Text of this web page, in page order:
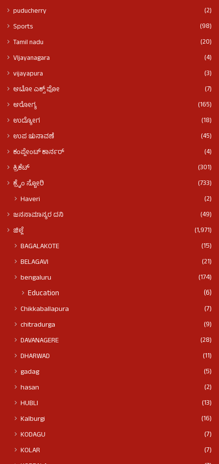
puducherry
(2)
Sports
(98)
Tamil nadu
(20)
VIjayanagara
(4)
vijayapura
(3)
ಆಟೋ ಎಕ್ಸ್ ಪೋ
(7)
ಆರೋಗ್ಯ
(165)
ಉದ್ಯೋಗ
(18)
ಉಪ ಚುನಾವಣೆ
(45)
ಕಂಪ್ಲೇಂಟ್ ಕಾರ್ನರ್
(4)
ಕ್ರಿಕೆಟ್
(301)
ಕ್ರೈಂ ಸ್ಟೋರಿ
(733)
Haveri (2)
ಜನಸಾಮಾನ್ಯರ ದನಿ
(49)
ಜಿಲ್ಲೆ
(1,971)
BAGALAKOTE
(15)
BELAGAVI
(21)
bengaluru
(174)
Education (6)
Chikkaballapura
(7)
chitradurga
(9)
DAVANAGERE
(28)
DHARWAD
(11)
gadag
(5)
hasan
(2)
HUBLI
(13)
Kalburgi
(16)
KODAGU
(7)
KOLAR
(7)